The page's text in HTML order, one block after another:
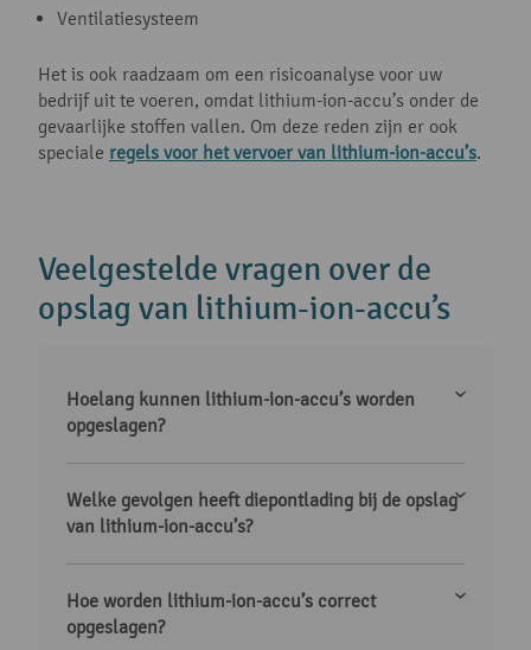
Ventilatiesysteem
Het is ook raadzaam om een risicoanalyse voor uw
bedrijf uit te voeren, omdat lithium-ion-accu’s onder de
gevaarlijke stoffen vallen. Om deze reden zijn er ook
speciale regels voor het vervoer van lithium-ion-accu’s.
Veelgestelde vragen over de
opslag van lithium-ion-accu’s
Hoelang kunnen lithium-ion-accu’s worden
opgeslagen?
Welke gevolgen heeft diepontlading bij de opslag
van lithium-ion-accu’s?
Hoe worden lithium-ion-accu’s correct
opgeslagen?